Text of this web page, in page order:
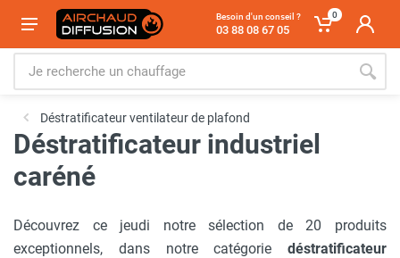
Besoin d'un conseil ?
03 88 08 67 05
0
Déstratificateur ventilateur de plafond
Déstratificateur industriel
caréné
Découvrez ce jeudi notre sélection de 20 produits
exceptionnels, dans notre catégorie déstratificateur